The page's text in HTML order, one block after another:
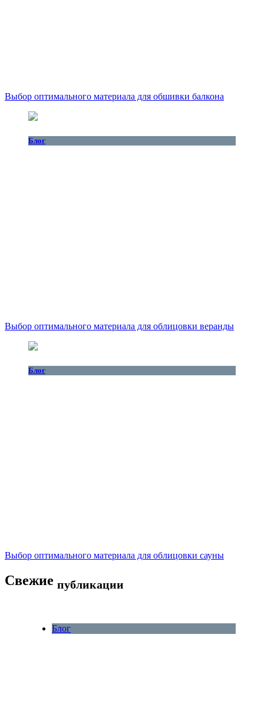
Выбор оптимального материала для обшивки балкона
Блог
Выбор оптимального материала для облицовки веранды
Блог
Выбор оптимального материала для облицовки сауны
Свежие публикации
Блог